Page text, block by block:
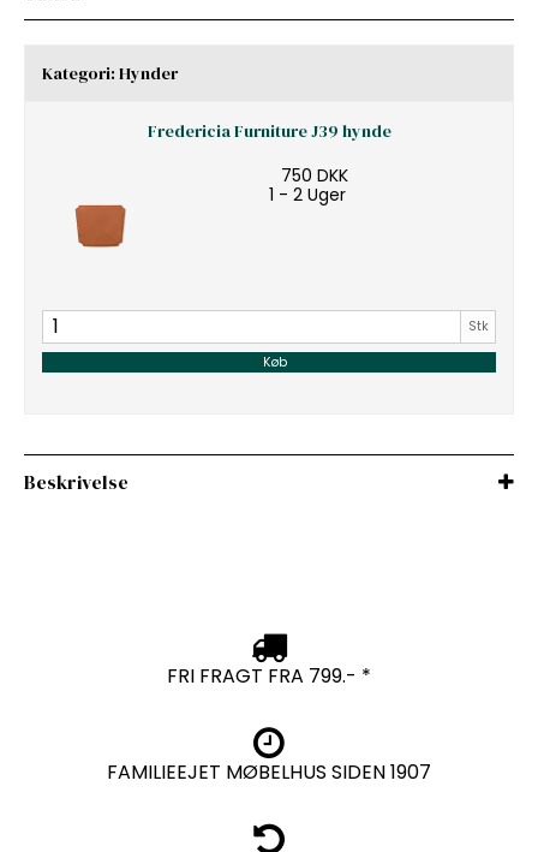
Kategori: Hynder
Fredericia Furniture J39 hynde
750 DKK
1 - 2 Uger
Stk
Køb
Beskrivelse
FRI FRAGT FRA 799.- *
FAMILIEEJET MØBELHUS SIDEN 1907